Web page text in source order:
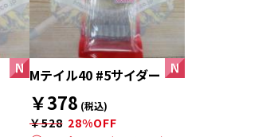
Mテイル40 #5サイダー
￥378 (税込)
￥528 28%OFF